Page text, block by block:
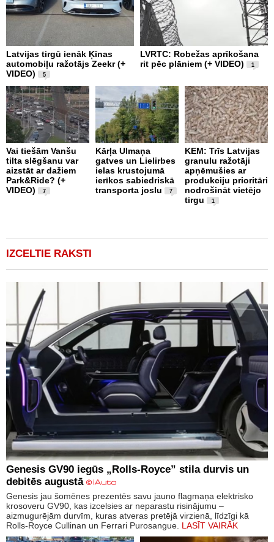
Latvijas tirgū ienāk Ķīnas
automobiļu ražotājs Zeekr (+
VIDEO)
5
LVRTC: Robežas aprīkošana
rit pēc plāniem (+ VIDEO)
1
Vai tiešām Vanšu
tilta slēgšanu var
aizstāt ar dažiem
Park&Ride? (+
VIDEO)
7
Kārļa Ulmaņa
gatves un Lielirbes
ielas krustojumā
ierīkos sabiedriskā
transporta joslu
7
KEM: Trīs Latvijas
granulu ražotāji
apņēmušies ar
produkciju prioritāri
nodrošināt vietējo
tirgu
1
IZCELTIE RAKSTI
Genesis GV90 iegūs „Rolls-Royce” stila durvis un
debitēs augustā
Genesis jau šomēnes prezentēs savu jauno flagmaņa elektrisko
krosoveru GV90, kas izcelsies ar neparastu risinājumu –
aizmugurējām durvīm, kuras atveras pretējā virzienā, līdzīgi kā
Rolls-Royce Cullinan un Ferrari Purosangue. LASĪT VAIRĀK